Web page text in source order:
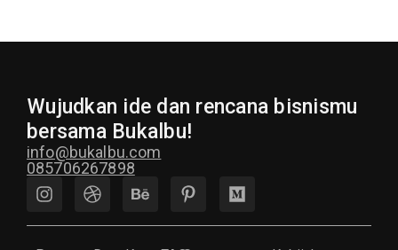
Wujudkan ide dan rencana bisnismu
bersama Bukalbu!
info@bukalbu.com
085706267898